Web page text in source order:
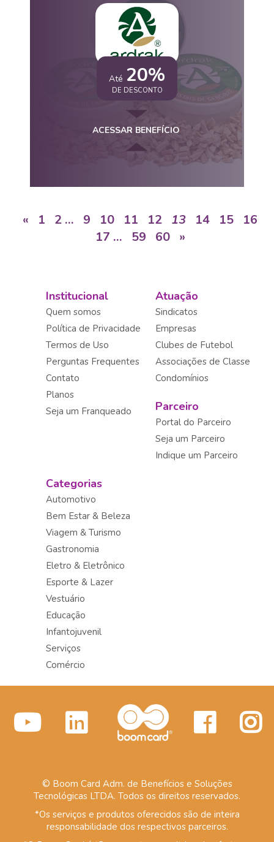
Até 20%
DE DESCONTO
ACESSAR BENEFÍCIO
« 1 2 … 9 10 11 12 13 14 15
16
17 … 59 60 »
Institucional
Quem somos
Política de Privacidade
Termos de Uso
Perguntas Frequentes
Contato
Planos
Seja um Franqueado
Atuação
Sindicatos
Empresas
Clubes de Futebol
Associações de Classe
Condomínios
Parceiro
Portal do Parceiro
Seja um Parceiro
Indique um Parceiro
Categorias
Automotivo
Bem Estar & Beleza
Viagem & Turismo
Gastronomia
Eletro & Eletrônico
Esporte & Lazer
Vestuário
Educação
Infantojuvenil
Serviços
Comércio
© Boom Card Adm. de Benefícios e Soluções
Tecnológicas LTDA. Todos os direitos reservados.
*Os serviços e produtos oferecidos são de inteira
responsabilidade dos respectivos parceiros.